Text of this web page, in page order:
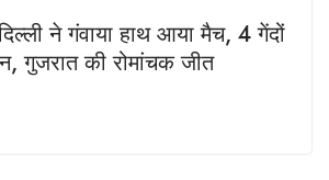
ने गंवाया हाथ आया मैच, 4 गेंदों
गुजरात की रोमांचक जीत